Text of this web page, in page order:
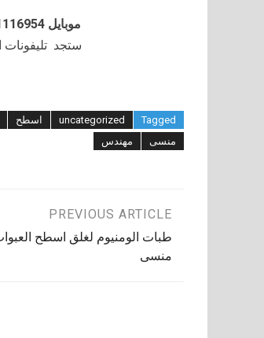
موبايل 01211116954 – 01211116955 – 01211116956–01211116958
ستجد تليفونات
Tagged
uncategorized اسطح
منسى
مهندس
تصفّح
المقالات
PREVIOUS ARTICLE
طبات الومنيوم لغلق اسطح
منسى